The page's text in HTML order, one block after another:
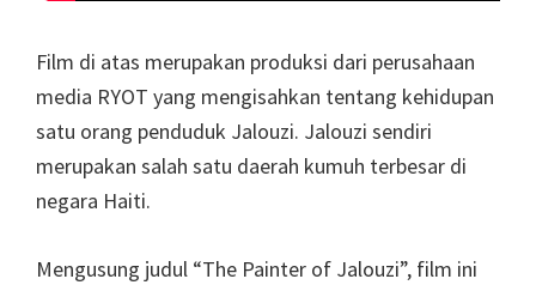
Film di atas merupakan produksi dari perusahaan
media RYOT yang mengisahkan tentang kehidupan
satu orang penduduk Jalouzi. Jalouzi sendiri
merupakan salah satu daerah kumuh terbesar di
negara Haiti.
Mengusung judul “The Painter of Jalouzi”, film ini